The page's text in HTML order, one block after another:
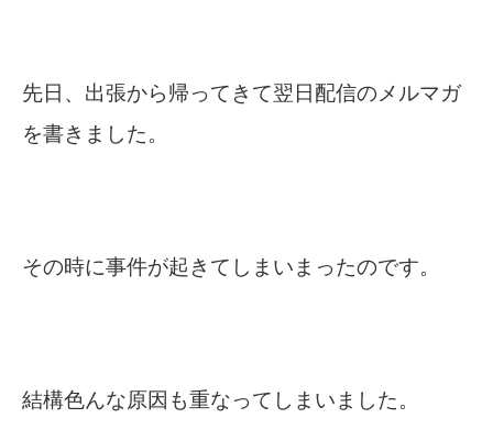
先日、出張から帰ってきて翌日配信のメルマガ
を書きました。
その時に事件が起きてしまいまったのです。
結構色んな原因も重なってしまいました。